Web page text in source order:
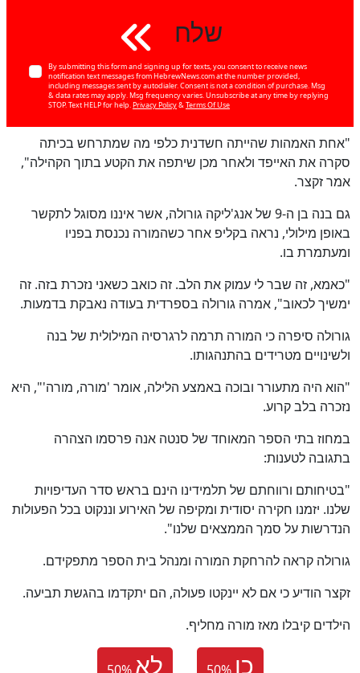
שלח
By submitting this form and signing up for texts, you consent to receive news
notification text messages from HebrewNews.com at the number provided,
including messages sent by autodialer. Consent is not a condition of purchase. Msg
& data rates may apply. Msg frequency varies. Unsubscribe at any time by replying
STOP. Text HELP for help.Privacy Policy&Terms Of Use
"אחת האמהות שהייתה חשדנית כלפי מה שמתרחש בכיתה
סקרה את האייפד ולאחר מכן שיתפה את הקטע בתוך הקהילה",
אמר זקצר.
גם בנה בן ה-9 של אנג'ליקה גורולה, אשר איננו מסוגל לתקשר
באופן מילולי, נראה בקליפ אחר כשהמורה נכנסת בפניו
ומעתמרת בו.
"כאמא, זה שבר לי עמוק את הלב. זה כואב כשאני נזכרת בזה. זה
ימשיך לכאוב", אמרה גורולה בספרדית בעודה נאבקת בדמעות.
גורולה סיפרה כי המורה תרמה לרגרסיה המילולית של בנה
ולשינויים מטרידים בהתנהגותו.
"הוא היה מתעורר ובוכה באמצע הלילה, אומר 'מורה, מורה'", היא
נזכרה בלב קרוע.
במחוז בתי הספר המאוחד של סנטה אנה פרסמו הצהרה
בתגובה לטענות:
"בטיחותם ורווחתם של תלמידינו הינם בראש סדר העדיפויות
שלנו. יזמנו חקירה יסודית ומקיפה של האירוע וננקוט בכל הפעולות
הנדרשות על סמך הממצאים שלנו".
גורולה קראה להרחקת המורה ומנהל בית הספר מתפקידם.
זקצר הודיע כי אם לא יינקטו פעולה, הם יתקדמו בהגשת תביעה.
הילדים קיבלו מאז מורה מחליף.
לא כן